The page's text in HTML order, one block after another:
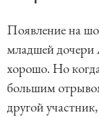
Появление на
младшей дочери
хорошо. Но
большим
другой